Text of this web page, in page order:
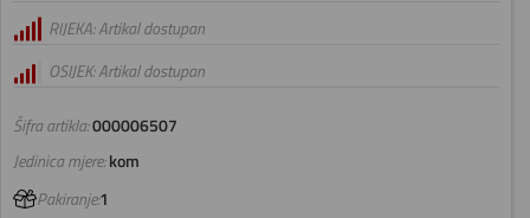
Šifra artikla:000006507
RIJEKA: Artikal dostupan
OSIJEK: Artikal dostupan
Jedinica mjere:kom
Pakiranje:1